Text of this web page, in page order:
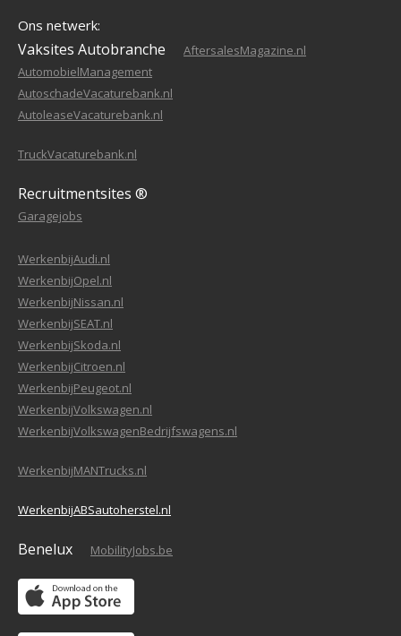
Ons netwerk:
Vaksites Autobranche
AftersalesMagazine.nl
AutomobielManagement
AutoschadeVacaturebank.nl
AutoleaseVacaturebank.nl
TruckVacaturebank.nl
Recruitmentsites ®
Garagejobs
WerkenbijAudi.nl
WerkenbijOpel.nl
WerkenbijNissan.nl
WerkenbijSEAT.nl
WerkenbijSkoda.nl
WerkenbijCitroen.nl
WerkenbijPeugeot.nl
WerkenbijVolkswagen.nl
WerkenbijVolkswagenBedrijfswagens.nl
WerkenbijMANTrucks.nl
WerkenbijABSautoherstel.nl
Benelux MobilityJobs.be